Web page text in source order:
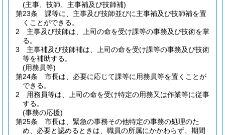
(主事、技師、主事補及び技師補)
第23条
課等に、主事及び技師並びに主事補及び技師補を置
くことができる。
2
主事及び技師は、上司の命を受け課等の事務及び技術を掌
る。
3
主事補及び技師補は、上司の命を受け課等の事務及び技術
等を補助する。
(用務員等)
第24条
市長は、必要に応じて課等に用務員等を置くことが
できる。
2
用務員等は、上司の命を受け特定の用務又は作業等に従事
する。
(事務の応援)
第25条
市長は、緊急の事務その他特定の事務の処理のた
め、必要と認めるときは、職員の所属にかかわらず、期間